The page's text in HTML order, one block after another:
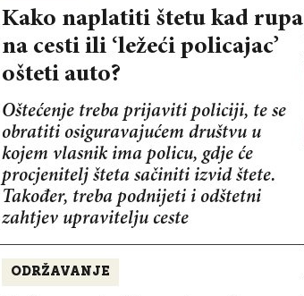
Kako naplatiti štetu kad rupa
na cesti ili ‘ležeći policajac’
ošteti auto?
Oštećenje treba prijaviti policiji, te se
obratiti osiguravajućem društvu u
kojem vlasnik ima policu, gdje će
procjenitelj šteta sačiniti izvid štete.
Također, treba podnijeti i odštetni
zahtjev upravitelju ceste
ODRŽAVANJE